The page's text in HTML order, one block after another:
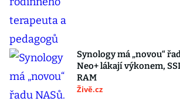
Synology má „novou“
Neo+ lákají výkonem,
RAM
Živě.cz